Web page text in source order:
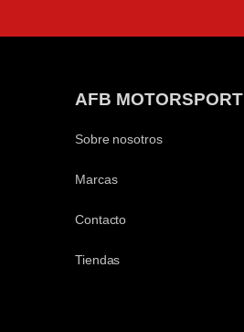
AFB MOTORSPORT
Sobre nosotros
Marcas
Contacto
Tiendas